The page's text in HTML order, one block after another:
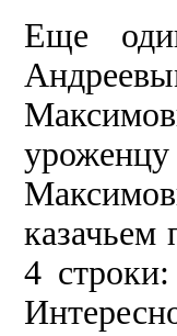
Еще
казачьем
4